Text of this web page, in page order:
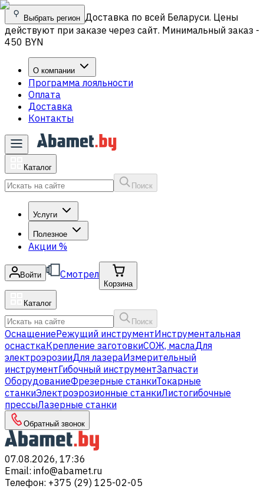
Выбрать регион Доставка по всей Беларуси. Цены
действуют при заказе через сайт. Минимальный заказ -
450 BYN
О компании
Программа лояльности
Оплата
Доставка
Контакты
Каталог
Поиск
Услуги
Полезное
Акции %
Войти Смотрел
Корзина
Каталог
Поиск
ОснащениеРежущий инструментИнструментальная
оснасткаКрепление заготовкиСОЖ, маслаДля
электроэрозииДля лазераИзмерительный
инструментГибочный инструментЗапчасти
ОборудованиеФрезерные станкиТокарные
станкиЭлектроэрозионные станкиЛистогибочные
прессыЛазерные станки
Обратный звонок
07.08.2026, 17:36
Email: info@abamet.ru
Телефон: +375 (29) 125-02-05